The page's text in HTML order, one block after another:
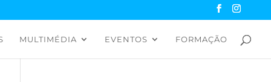
MULTIMÉDIA EVENTOS FORMAÇÃO